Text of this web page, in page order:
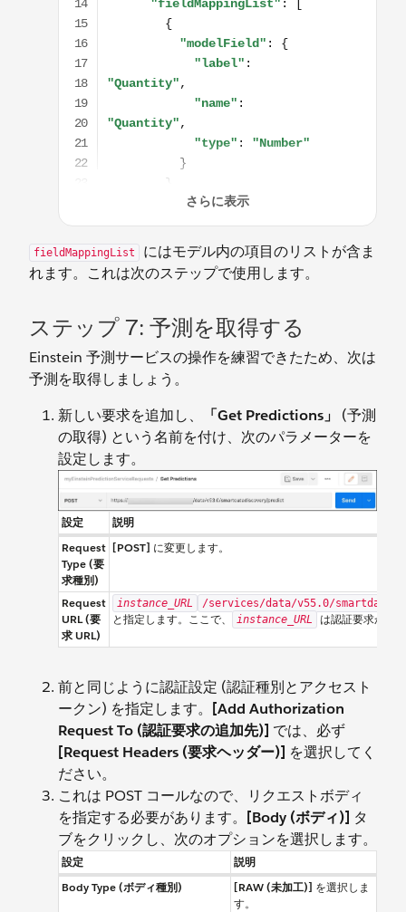
fieldMappingList
にはモデル内の項目のリストが含ま
れます。これは次のステップで使用します。
ステップ 7: 予測を取得する
Einstein 予測サービスの操作を練習できたため、次は
予測を取得しましょう。
新しい要求を追加し、
「Get Predictions」
(予測
の取得) という名前を付け、次のパラメーターを
設定します。
設定
説明
Request
Type (要
求種別)
[POST] に変更します。
Request
URL (要
求 URL)
instance_URL /services/data/v55.0/
と指定します。ここで、 instance_URL は認証要求から
前と同じように認証設定 (認証種別とアクセスト
ークン) を指定します。 [Add Authorization
Request To (認証要求の追加先)] では、必ず
[Request Headers (要求ヘッダー)] を選択してく
ださい。
これは POST コールなので、リクエストボディ
を指定する必要があります。 [Body (ボディ)] タ
ブをクリックし、次のオプションを選択します。
設定
説明
Body Type (ボディ種別)
[RAW (未加工)] を選択しま
す。